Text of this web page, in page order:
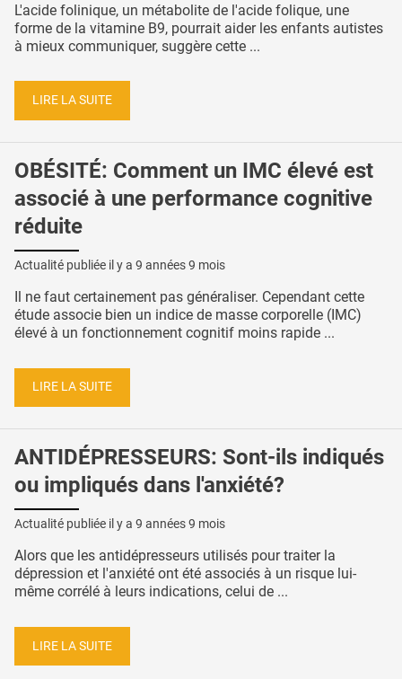
L'acide folinique, un métabolite de l'acide folique, une
forme de la vitamine B9, pourrait aider les enfants autistes
à mieux communiquer, suggère cette ...
LIRE LA SUITE
OBÉSITÉ: Comment un IMC élevé est
associé à une performance cognitive
réduite
Actualité publiée il y a 9 années 9 mois
Il ne faut certainement pas généraliser. Cependant cette
étude associe bien un indice de masse corporelle (IMC)
élevé à un fonctionnement cognitif moins rapide ...
LIRE LA SUITE
ANTIDÉPRESSEURS: Sont-ils indiqués
ou impliqués dans l'anxiété?
Actualité publiée il y a 9 années 9 mois
Alors que les antidépresseurs utilisés pour traiter la
dépression et l'anxiété ont été associés à un risque lui-
même corrélé à leurs indications, celui de ...
LIRE LA SUITE